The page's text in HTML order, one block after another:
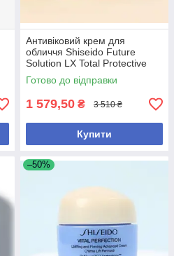
Антивіковий крем для
обличчя Shiseido Future
Solution LX Total Protective
Cream SPF 20, 15ml
Готово до відправки
1 579,50 ₴ 3 510 ₴
Купити
–50%